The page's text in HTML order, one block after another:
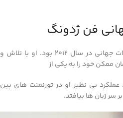
فن ژدونگ
اولین حضور فن ژدونگ در مسابقات جهانی در سال 2012 بود. او با تلاش و
ممکن خود را به یکی از
عملکرد بی‌ نظیر او در تورنمنت‌ های بین‌
سر زبان‌ ها بیافتد.